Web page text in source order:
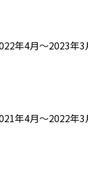
年4月～2023年3
年4月～2022年3